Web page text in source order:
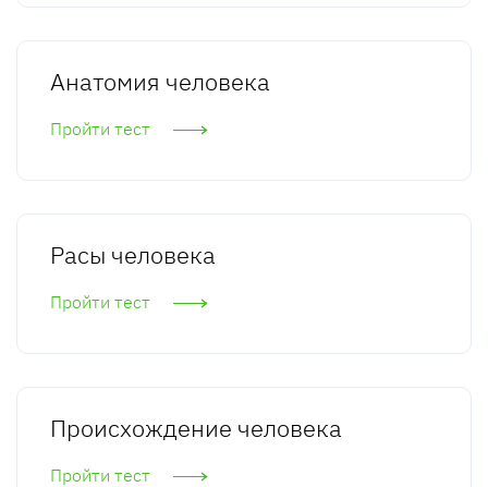
Анатомия человека
Пройти тест
Расы человека
Пройти тест
Происхождение человека
Пройти тест